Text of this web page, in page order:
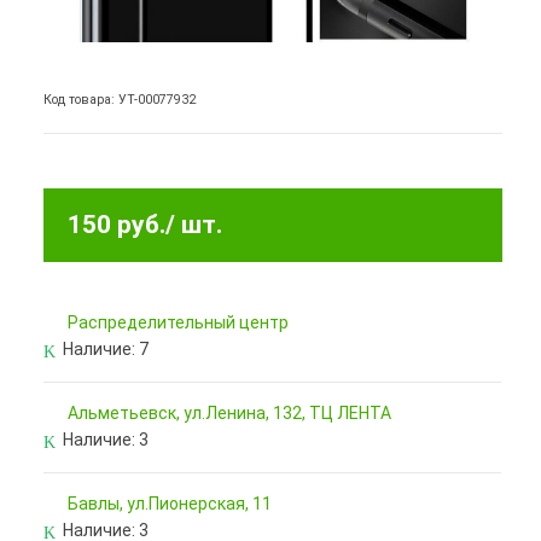
Код товара: УТ-00077932
150 руб./ шт.
Pаспределительный центр
Наличие: 7
Альметьевск, ул.Ленина, 132, ТЦ ЛЕНТА
Наличие: 3
Бавлы, ул.Пионерская, 11
Наличие: 3